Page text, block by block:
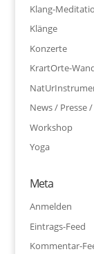
Klang-
Klänge
Konzerte
KrartOrte-
News / Presse
Workshop
Yoga
Meta
Anmelden
Eintrags-Feed
Kommentar-